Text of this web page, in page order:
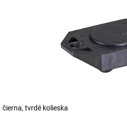
čierna, tvrdé kolieska